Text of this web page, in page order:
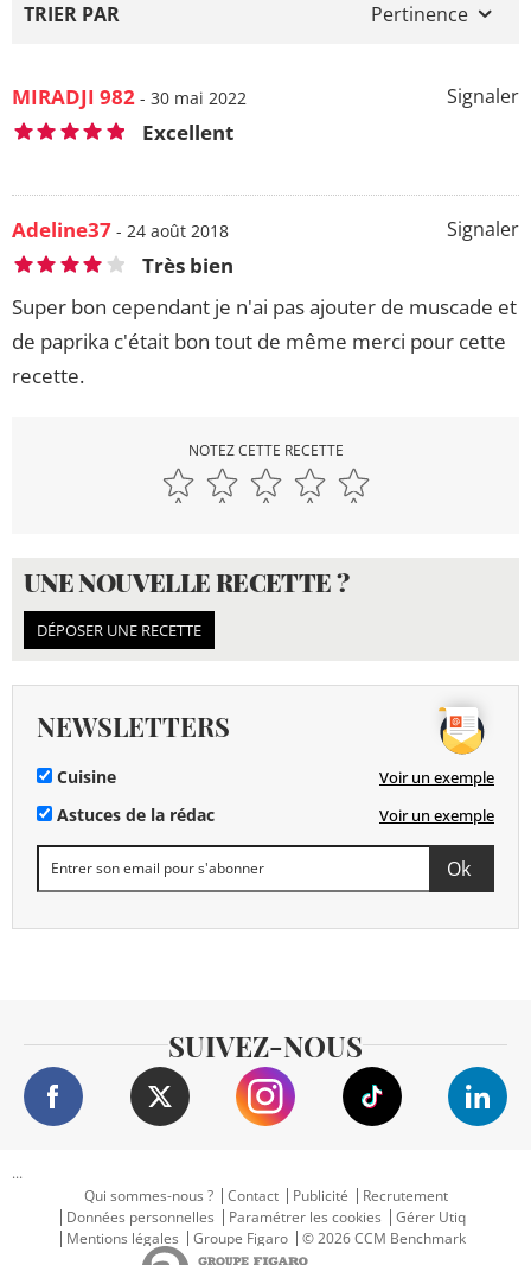
TRIER PAR Pertinence
Signaler
MIRADJI 982 - 30 mai 2022
Excellent
Signaler
Adeline37 - 24 août 2018
Très bien
Super bon cependant je n'ai pas ajouter de muscade et
de paprika c'était bon tout de même merci pour cette
recette.
NOTEZ CETTE RECETTE
UNE NOUVELLE RECETTE ?
DÉPOSER UNE RECETTE
NEWSLETTERS
Cuisine Voir un exemple
Astuces de la rédac Voir un exemple
SUIVEZ-NOUS
...
Qui sommes-nous ?
Contact Publicité
Recrutement
Données personnelles
Paramétrer les cookies
Gérer Utiq
Mentions légales
Groupe Figaro © 2026 CCM Benchmark